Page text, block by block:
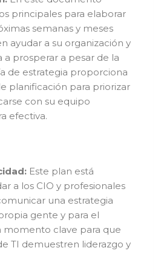
principales para elaborar
semanas y meses
ayudar a su organización y
a prosperar a pesar de la
de estrategia proporciona
planificación para priorizar
con su equipo
efectiva.
Este plan está
a los CIO y profesionales
una estrategia
gente y para el
momento clave para que
TI demuestren liderazgo y